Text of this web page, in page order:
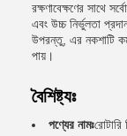
রক্ষণাবেক্ষণের সাথে
এবং উচ্চ নির্ভুলতা
উপরন্তু, এর নকশাটি
পায়।
বৈশিষ্ট্যঃ
পণ্যের নামঃ